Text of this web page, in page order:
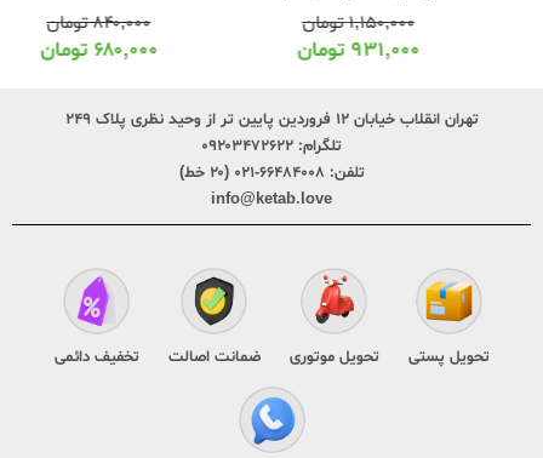
۱,۱۵۰,۰۰۰تومان
۹۳۱,۰۰۰تومان
۸۴۰,۰۰۰تومان
۶۸۰,۰۰۰تومان
تهران انقلاب خیابان ۱۲ فروردین پایین تر از وحید نظری پلاک ۲۴۹
تلگرام: ۰۹۲۰۳۴۷۲۶۲۲
تلفن: ۶۶۴۸۴۰۰۸-۰۲۱ (۲۰ خط)
info@ketab.love
تحویل پستی تحویل موتوری ضمانت اصالت تخفیف دائمی